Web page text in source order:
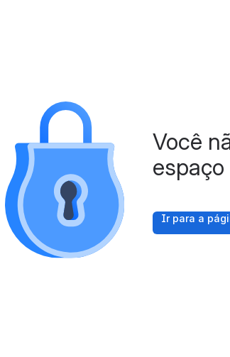
Você
espaço
Ir para a